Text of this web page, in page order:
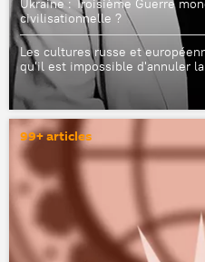
Ukraine : Troisième Guerre
civilisationnelle ?
Les cultures russe et
qu'il est impossible d'annuler
99+ articles